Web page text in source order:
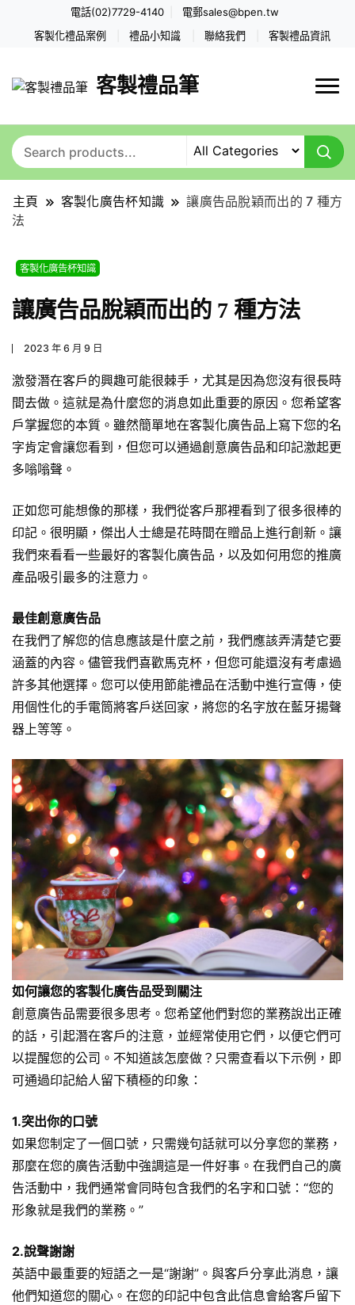
電話(02)7729-4140 電郵sales@bpen.tw
客製化禮品案例 禮品小知識 聯絡我們 客製禮品資訊
客製禮品筆
主頁 客製化廣告杯知識
讓廣告品脫穎而出的 7 種方
法
客製化廣告杯知識
讓廣告品脫穎而出的 7 種方法
2023 年 6 月 9 日
激發潛在客戶的興趣可能很棘手，尤其是因為您沒有很長時
間去做。這就是為什麼您的消息如此重要的原因。您希望客
戶掌握您的本質。雖然簡單地在客製化廣告品上寫下您的名
字肯定會讓您看到，但您可以通過創意廣告品和印記激起更
多嗡嗡聲。
正如您可能想像的那樣，我們從客戶那裡看到了很多很棒的
印記。很明顯，傑出人士總是花時間在贈品上進行創新。讓
我們來看看一些最好的客製化廣告品，以及如何用您的推廣
產品吸引最多的注意力。
最佳創意廣告品
在我們了解您的信息應該是什麼之前，我們應該弄清楚它要
涵蓋的內容。儘管我們喜歡馬克杯 ，但您可能還沒有考慮過
許多其他選擇。您可以使用節能禮品在活動中進行宣傳，使
用個性化的手電筒將客戶送回家，將您的名字放在藍牙揚聲
器上等等。
如何讓您的客製化廣告品受到關注
創意廣告品需要很多思考。您希望他們對您的業務說出正確
的話，引起潛在客戶的注意，並經常使用它們，以便它們可
以提醒您的公司。不知道該怎麼做？只需查看以下示例，即
可通過印記給人留下積極的印象：
1.突出你的口號
如果您制定了一個口號，只需幾句話就可以分享您的業務，
那麼在您的廣告活動中強調這是一件好事。在我們自己的廣
告活動中，我們通常會同時包含我們的名字和口號：“您的
形象就是我們的業務。”
2.說聲謝謝
英語中最重要的短語之一是“謝謝”。與客戶分享此消息，讓
他們知道您的關心。在您的印記中包含此信息會給客戶留下